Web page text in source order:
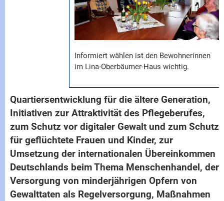
Informiert wählen ist den Bewohnerinnen
im Lina-Oberbäumer-Haus wichtig.
Quartiersentwicklung für die ältere Generation,
Initiativen zur Attraktivität des Pflegeberufes,
zum Schutz vor digitaler Gewalt und zum Schutz
für geflüchtete Frauen und Kinder, zur
Umsetzung der internationalen Übereinkommen
Deutschlands beim Thema Menschenhandel, der
Versorgung von minderjährigen Opfern von
Gewalttaten als Regelversorgung, Maßnahmen